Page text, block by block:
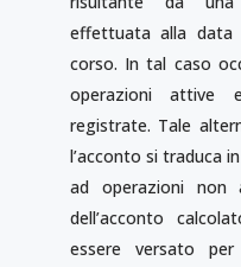
effettuata alla data
corso. In tal caso
operazioni attive
registrate. Tale
l’acconto si traduca
ad operazioni non
dell’acconto
essere versato